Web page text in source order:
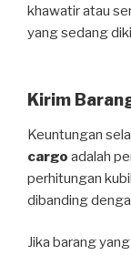
khawatir atau
yang sedang
Kirim
Keuntungan
cargo adalah
perhitungan
dibanding
Jika barang